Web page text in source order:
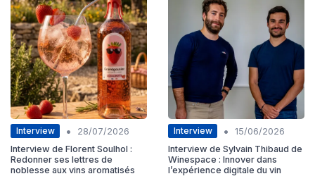
Interview •
28/07/2026
Interview de Florent Soulhol :
Redonner ses lettres de
noblesse aux vins aromatisés
Interview •
15/06/2026
Interview de Sylvain Thibaud de
Winespace : Innover dans
l’expérience digitale du vin